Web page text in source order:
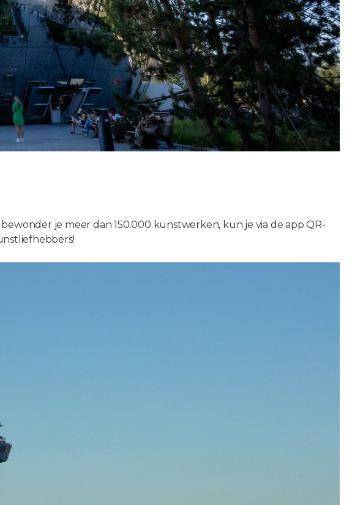
je meer dan 150.000 kunstwerken, kun je via de app QR-